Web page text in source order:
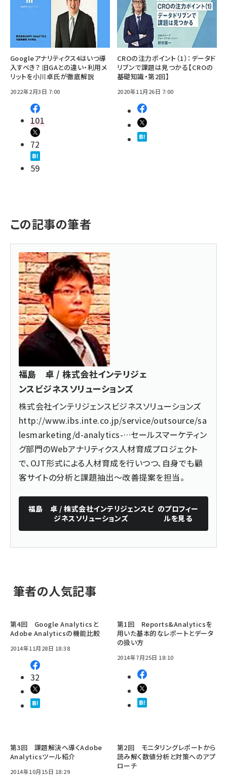
Googleアナリティクス4はいつ導
入すべき？ 旧GAとの違い・利用メ
リットを小川卓氏が徹底解説
2022年2月3日 7:00
101
72
59
CROの注力ポイント（1）：データド
リブンで課題は見つかる【CROの
基礎知識・第2回】
2020年11月26日 7:00
この記事の筆者
福島 卓 / 株式会社インテリジェ
ンスビジネスソリューションズ
株式会社インテリジェンスビジネスソリューションズ
http://www.ibs.inte.co.jp/service/outsource/sa
lesmarketing/d-analytics-…セールスマーケティン
グ部門のWebアナリティクス人材育成プロジェクト
で、OJT形式による人材育成を行いつつ、自身でも顧
客サイトの分析と課題抽出～改善提案を担当。
福島 卓 / 株式会社インテリジェンスビ
ジネスソリューションズ
のプロフィー
ルを見る
筆者の人気記事
第4回 Google Analyticsと
Adobe Analyticsの機能比較
2014年11月28日 18:38
32
第1回 Reports&Analyticsを
用いた基本的なレポートとデータ
の扱い方
2014年7月25日 18:10
第3回 課題解決へ導くAdobe
Analyticsツール紹介
2014年10月15日 18:29
第2回 モニタリングレポートから
読み解く数値分析と対策へのアプ
ローチ